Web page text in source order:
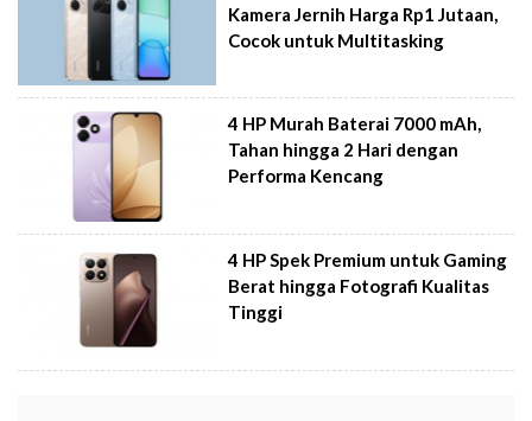
Kamera Jernih Harga Rp1 Jutaan,
Cocok untuk Multitasking
4 HP Murah Baterai 7000 mAh,
Tahan hingga 2 Hari dengan
Performa Kencang
4 HP Spek Premium untuk Gaming
Berat hingga Fotografi Kualitas
Tinggi